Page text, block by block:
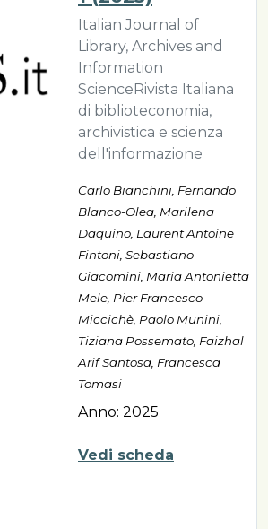
Italian Journal of
Library, Archives and
Information
ScienceRivista Italiana
di biblioteconomia,
archivistica e scienza
dell'informazione
Carlo Bianchini, Fernando
Blanco-Olea, Marilena
Daquino, Laurent Antoine
Fintoni, Sebastiano
Giacomini, Maria Antonietta
Mele, Pier Francesco
Miccichè, Paolo Munini,
Tiziana Possemato, Faizhal
Arif Santosa, Francesca
Tomasi
Anno: 2025
Vedi scheda